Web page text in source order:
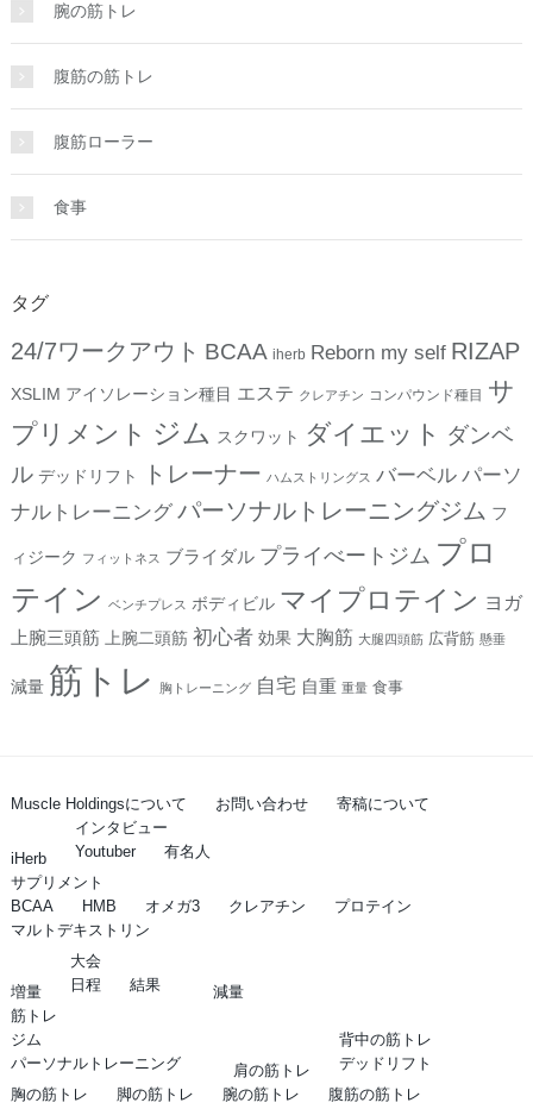
腕の筋トレ
腹筋の筋トレ
腹筋ローラー
食事
タグ
24/7ワークアウト BCAA iherb Reborn my self RIZAP
XSLIM アイソレーション種目 エステ クレアチン コンパウンド種目 サ
プリメント ジム スクワット ダイエット ダンベ
ル デッドリフト トレーナー ハムストリングス バーベル パーソ
ナルトレーニング パーソナルトレーニングジム フ
ィジーク フィットネス ブライダル プライべートジム プロ
テイン ベンチプレス ボディビル マイプロテイン ヨガ
上腕三頭筋
上腕二頭筋 初心者 効果 大胸筋 大腿四頭筋 広背筋 懸垂
減量 筋トレ 胸トレーニング 自宅 自重 重量 食事
Muscle Holdingsについて お問い合わせ 寄稿について
iHerb
インタビュー
Youtuber
有名人
サプリメント
BCAA
HMB オメガ3 クレアチン
プロテイン
マルトデキストリン
増量
大会
日程
結果
減量
筋トレ
ジム
パーソナルトレーニング
肩の筋トレ
背中の筋トレ
デッドリフト
胸の筋トレ
脚の筋トレ 腕の筋トレ 腹筋の筋トレ